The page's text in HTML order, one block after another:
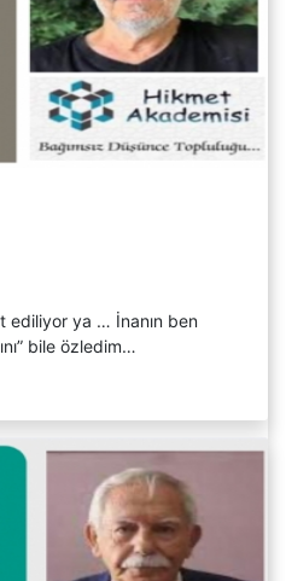
ediliyor ya … İnanın ben
bile özledim…